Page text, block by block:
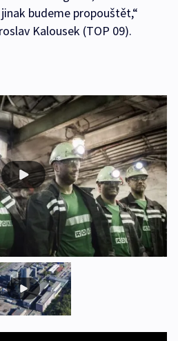
budeme propouštět,“
Kalousek (TOP 09).